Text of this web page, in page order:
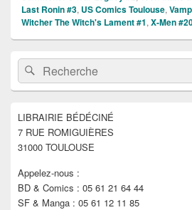
Last Ronin #3, US Comics Toulouse,
Witcher The Witch's Lament #1, X-Men
Zone
principale
de
widget
barre
latérale
Recherche :Rechercher
LIBRAIRIE BÉDÉCINÉ
7 RUE ROMIGUIÈRES
31000 TOULOUSE
Appelez-nous :
BD & Comics : 05 61 21 64 44
SF & Manga : 05 61 12 11 85